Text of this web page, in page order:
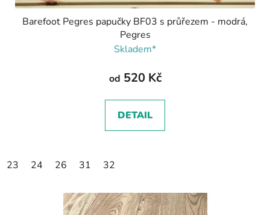
Barefoot Pegres papučky BF03 s průřezem - modrá,
Pegres
Skladem*
od 520 Kč
DETAIL
23 24 26 31 32